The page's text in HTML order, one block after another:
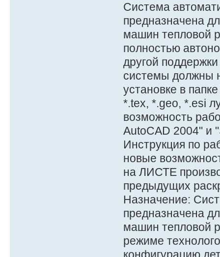
Система
предназначена
машин тепловой
полностью
другой
системы должны
установке в
*.tex, *.geo, *.esi
возможность
AutoCAD 2004" и
Инструкция по
новые
на ЛИСТЕ
предыдущих
Назначение:
предназначена
машин тепловой
режиме